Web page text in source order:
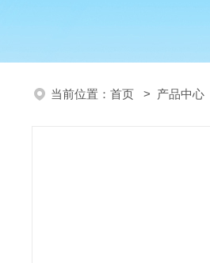
当前位置： 首页 > 产品中心